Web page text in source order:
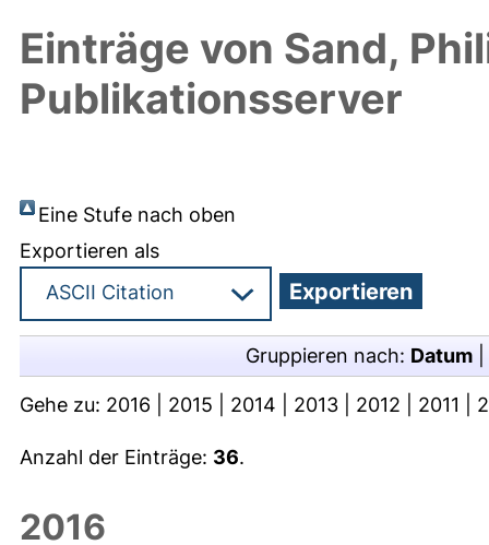
Einträge von Sand,
Publikationsserver
Eine Stufe nach oben
Exportieren als
Gruppieren nach: Datum
Gehe zu: 2016 2015 2014 2013 2012 2011
Anzahl der Einträge: 36.
2016